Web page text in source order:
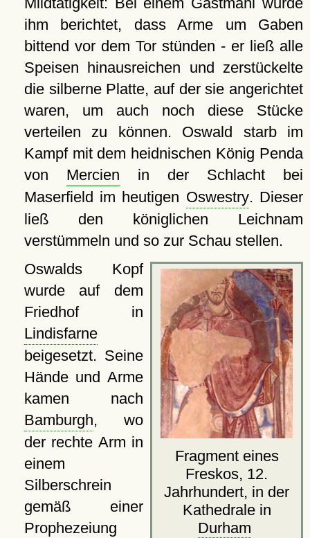
ihm berichtet, dass Arme um Gaben
bittend vor dem Tor stünden - er ließ alle
Speisen hinausreichen und zerstückelte
die silberne Platte, auf der sie angerichtet
waren, um auch noch diese Stücke
verteilen zu können. Oswald starb im
Kampf mit dem heidnischen König Penda
von Mercien in der Schlacht bei
Maserfield im heutigen Oswestry. Dieser
ließ den königlichen Leichnam
verstümmeln und so zur Schau stellen.
Fragment eines
Freskos, 12.
Jahrhundert, in der
Kathedrale in
Durham
Oswalds Kopf
wurde auf dem
Friedhof in
Lindisfarne
beigesetzt. Seine
Hände und Arme
kamen nach
Bamburgh, wo
der rechte Arm in
einem
Silberschrein
gemäß einer
Prophezeiung